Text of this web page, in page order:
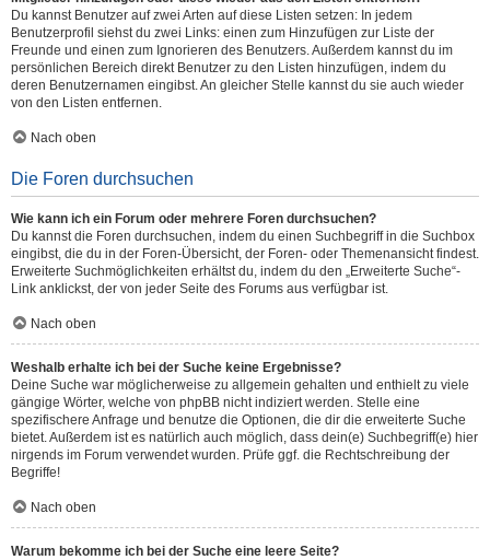
Du kannst Benutzer auf zwei Arten auf diese Listen setzen: In jedem
Benutzerprofil siehst du zwei Links: einen zum Hinzufügen zur Liste der
Freunde und einen zum Ignorieren des Benutzers. Außerdem kannst du im
persönlichen Bereich direkt Benutzer zu den Listen hinzufügen, indem du
deren Benutzernamen eingibst. An gleicher Stelle kannst du sie auch wieder
von den Listen entfernen.
Nach oben
Die Foren durchsuchen
Wie kann ich ein Forum oder mehrere Foren durchsuchen?
Du kannst die Foren durchsuchen, indem du einen Suchbegriff in die Suchbox
eingibst, die du in der Foren-Übersicht, der Foren- oder Themenansicht findest.
Erweiterte Suchmöglichkeiten erhältst du, indem du den „Erweiterte Suche“-
Link anklickst, der von jeder Seite des Forums aus verfügbar ist.
Nach oben
Weshalb erhalte ich bei der Suche keine Ergebnisse?
Deine Suche war möglicherweise zu allgemein gehalten und enthielt zu viele
gängige Wörter, welche von phpBB nicht indiziert werden. Stelle eine
spezifischere Anfrage und benutze die Optionen, die dir die erweiterte Suche
bietet. Außerdem ist es natürlich auch möglich, dass dein(e) Suchbegriff(e) hier
nirgends im Forum verwendet wurden. Prüfe ggf. die Rechtschreibung der
Begriffe!
Nach oben
Warum bekomme ich bei der Suche eine leere Seite?